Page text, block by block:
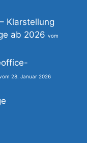
Klarstellung
ab 2026
28. Januar 2026